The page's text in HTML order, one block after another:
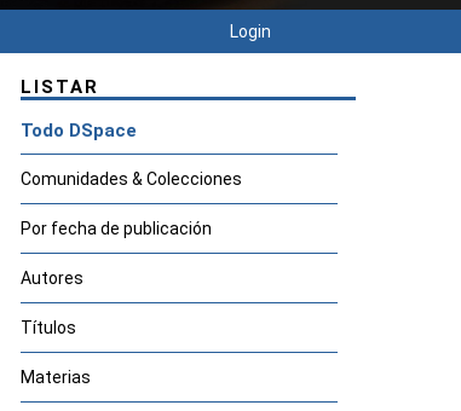
Login
LISTAR
Todo DSpace
Comunidades & Colecciones
Por fecha de publicación
Autores
Títulos
Materias